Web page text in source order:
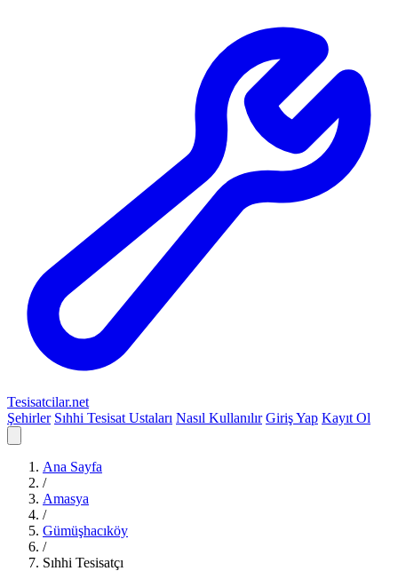
Tesisatcilar.net
Şehirler Sıhhi Tesisat Ustaları Nasıl Kullanılır Giriş Yap Kayıt Ol
Ana Sayfa
/
Amasya
/
Gümüşhacıköy
/
Sıhhi Tesisatçı